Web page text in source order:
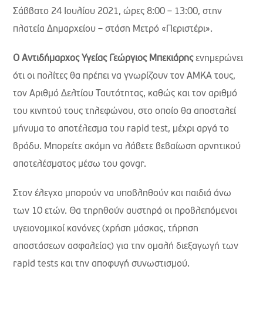
Σάββατο 24 Ιουλίου 2021, ώρες 8:00 – 13:00, στην
πλατεία Δημαρχείου – στάση Μετρό «Περιστέρι».
Ο Αντιδήμαρχος Υγείας Γεώργιος Μπεκιάρηςενημερώνει
ότι οι πολίτες θα πρέπει να γνωρίζουν τον ΑΜΚΑ τους,
τον Αριθμό Δελτίου Ταυτότητας, καθώς και τον αριθμό
του κινητού τους τηλεφώνου, στο οποίο θα αποσταλεί
μήνυμα το αποτέλεσμα του rapid test, μέχρι αργά το
βράδυ. Μπορείτε ακόμη να λάβετε βεβαίωση αρνητικού
αποτελέσματος μέσω του govgr.
Στον έλεγχο μπορούν να υποβληθούν και παιδιά άνω
των 10 ετών. Θα τηρηθούν αυστηρά οι προβλεπόμενοι
υγειονομικοί κανόνες (χρήση μάσκας, τήρηση
αποστάσεων ασφαλείας) για την ομαλή διεξαγωγή των
rapid tests και την αποφυγή συνωστισμού.